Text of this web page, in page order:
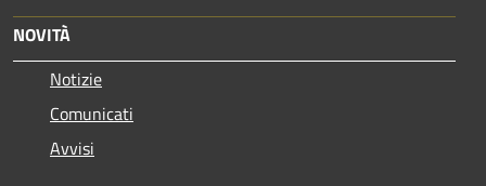
NOVITÀ
Notizie
Comunicati
Avvisi